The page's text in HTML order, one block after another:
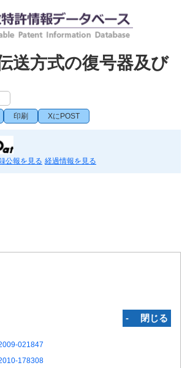
送方式の復号器及び
印刷 XにPOST
公報を見る 経過情報を見る
‐ 閉じる
021847
178308